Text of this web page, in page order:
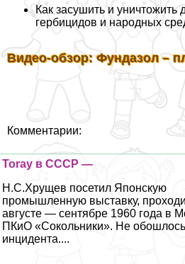
Как засушить и уничтожить
гербицидов и народных
Видео-обзор: Фундазол –
Комментарии:
Toray в СССР —
Н.С.Хрущев посетил Японскую
промышленную выставку,
августе — сентябре 1960 года в
ПКиО «Сокольники». Не
инцидента....